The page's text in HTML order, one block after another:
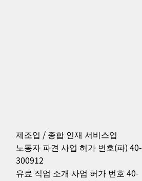
556
제조업 / 종합 인재 서비스업
노동자 파견 사업 허가 번호(파) 40-
300912
유료 직업 소개 사업 허가 번호 40-